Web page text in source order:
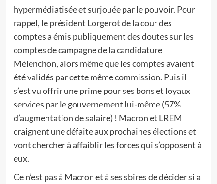
hypermédiatisée et surjouée par le pouvoir. Pour
rappel, le président Lorgerot de la cour des
comptes a émis publiquement des doutes sur les
comptes de campagne de la candidature
Mélenchon, alors même que les comptes avaient
été validés par cette même commission. Puis il
s’est vu offrir une prime pour ses bons et loyaux
services par le gouvernement lui-même (57%
d’augmentation de salaire) ! Macron et LREM
craignent une défaite aux prochaines élections et
vont chercher à affaiblir les forces qui s’opposent à
eux.
Ce n’est pas à Macron et à ses sbires de décider si a